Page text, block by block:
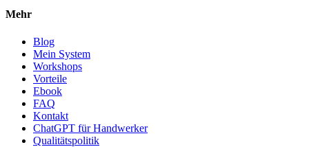
Mehr
Blog
Mein System
Workshops
Vorteile
Ebook
FAQ
Kontakt
ChatGPT für Handwerker
Qualitätspolitik